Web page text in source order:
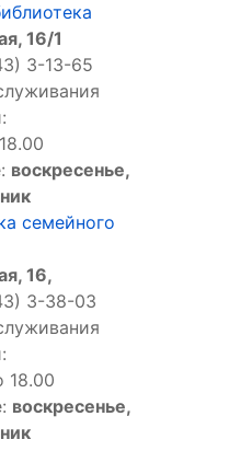
16/1
3-13-65
воскресенье,
семейного
16,
3-38-03
18.00
воскресенье,